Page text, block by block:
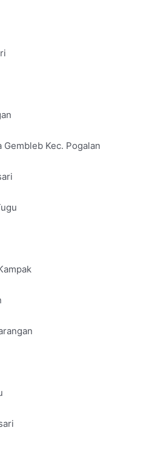
Kec. Pogalan